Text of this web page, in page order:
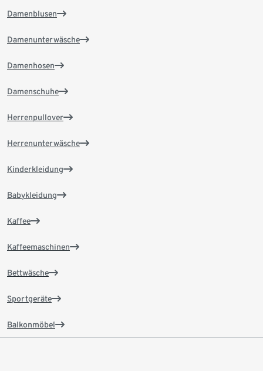
Damenblusen
Damenunterwäsche
Damenhosen
Damenschuhe
Herrenpullover
Herrenunterwäsche
Kinderkleidung
Babykleidung
Kaffee
Kaffeemaschinen
Bettwäsche
Sportgeräte
Balkonmöbel